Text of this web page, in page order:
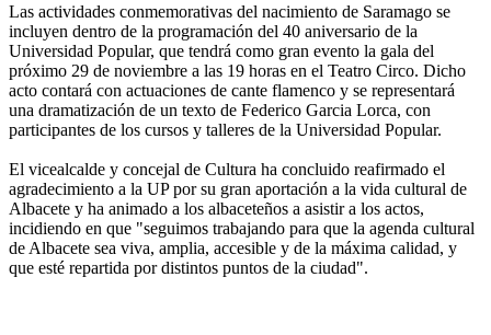
Las actividades conmemorativas del nacimiento de Saramago se
incluyen dentro de la programación del 40 aniversario de la
Universidad Popular, que tendrá como gran evento la gala del
próximo 29 de noviembre a las 19 horas en el Teatro Circo. Dicho
acto contará con actuaciones de cante flamenco y se representará
una dramatización de un texto de Federico Garcia Lorca, con
participantes de los cursos y talleres de la Universidad Popular.
El vicealcalde y concejal de Cultura ha concluido reafirmado el
agradecimiento a la UP por su gran aportación a la vida cultural de
Albacete y ha animado a los albaceteños a asistir a los actos,
incidiendo en que "seguimos trabajando para que la agenda cultural
de Albacete sea viva, amplia, accesible y de la máxima calidad, y
que esté repartida por distintos puntos de la ciudad".